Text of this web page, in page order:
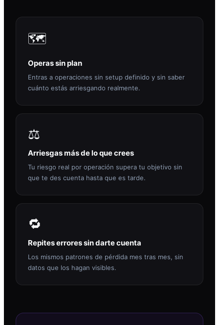
🗺️
Operas sin plan
Entras a operaciones sin setup definido y sin saber
cuánto estás arriesgando realmente.
⚖️
Arriesgas más de lo que crees
Tu riesgo real por operación supera tu objetivo sin
que te des cuenta hasta que es tarde.
🔁
Repites errores sin darte cuenta
Los mismos patrones de pérdida mes tras mes, sin
datos que los hagan visibles.